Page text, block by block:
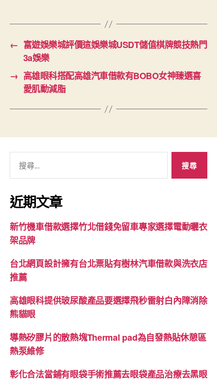
← 富遊娛樂城評價這娛樂城USDT儲值棋牌競技熱門
3a娛樂
→ 高雄眼科搭配高雄汽車借款有BOBO女神臻選喜
愛肌動減脂
關
鍵
字:
近期文章
新竹機車借款選擇竹北借錢免留車專家選擇電動曬衣
架品牌
台北網頁設計擁有台北票貼有樹林汽車借款與洗衣店
推薦
高雄眼科提供玻尿酸產品要選擇飛秒雷射白內障消除
熊貓眼
導熱矽膠片的散熱塊Thermal pad為自發熱貼休憩區
熱泵維修
彰化合法當鋪有眼袋手術推薦去眼袋產品治療去黑眼